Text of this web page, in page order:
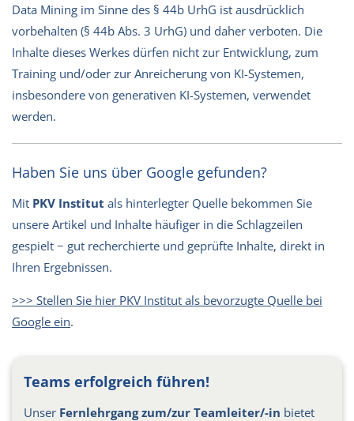
Data Mining im Sinne des § 44b UrhG ist ausdrücklich
vorbehalten (§ 44b Abs. 3 UrhG) und daher verboten. Die
Inhalte dieses Werkes dürfen nicht zur Entwicklung, zum
Training und/oder zur Anreicherung von KI-Systemen,
insbesondere von generativen KI-Systemen, verwendet
werden.
Haben Sie uns über Google gefunden?
Mit PKV Institut als hinterlegter Quelle bekommen Sie
unsere Artikel und Inhalte häufiger in die Schlagzeilen
gespielt − gut recherchierte und geprüfte Inhalte, direkt in
Ihren Ergebnissen.
>>> Stellen Sie hier PKV Institut als bevorzugte Quelle bei
Google ein.
Teams erfolgreich führen!
Unser Fernlehrgang zum/zur Teamleiter/-in bietet